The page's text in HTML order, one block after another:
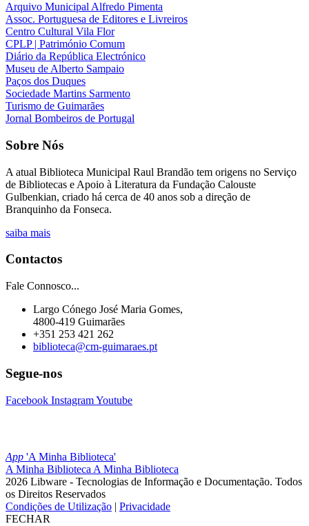
Arquivo Municipal Alfredo Pimenta
Assoc. Portuguesa de Editores e Livreiros
Centro Cultural Vila Flor
CPLP | Património Comum
Diário da República Electrónico
Museu de Alberto Sampaio
Paços dos Duques
Sociedade Martins Sarmento
Turismo de Guimarães
Jornal Bombeiros de Portugal
Sobre Nós
A atual Biblioteca Municipal Raul Brandão tem origens no Serviço
de Bibliotecas e Apoio à Literatura da Fundação Calouste
Gulbenkian, criado há cerca de 40 anos sob a direção de
Branquinho da Fonseca.
saiba mais
Contactos
Fale Connosco...
Largo Cónego José Maria Gomes,
4800-419 Guimarães
+351 253 421 262
biblioteca@cm-guimaraes.pt
Segue-nos
Facebook InstagramYoutube
App 'A Minha Biblioteca'
A Minha Biblioteca A Minha Biblioteca
2026 Libware - Tecnologias de Informação e Documentação. Todos
os Direitos Reservados
Condições de Utilização | Privacidade
FECHAR